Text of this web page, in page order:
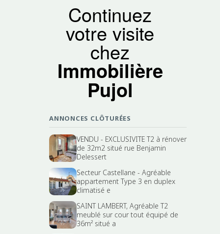
Continuez
votre visite
chez
Immobilière
Pujol
ANNONCES CLÔTURÉES
VENDU - EXCLUSIVITE T2 à rénover
de 32m2 situé rue Benjamin
Delessert
Secteur Castellane - Agréable
appartement Type 3 en duplex
climatisé e
SAINT LAMBERT, Agréable T2
meublé sur cour tout équipé de
36m² situé a